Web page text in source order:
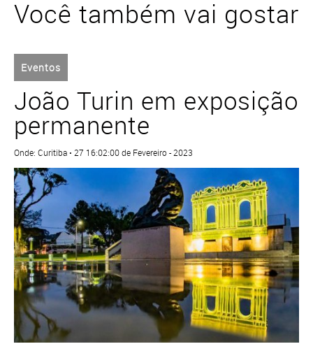
Você também vai gostar
Eventos
João Turin em exposição
permanente
Onde: Curitiba • 27 16:02:00 de Fevereiro - 2023